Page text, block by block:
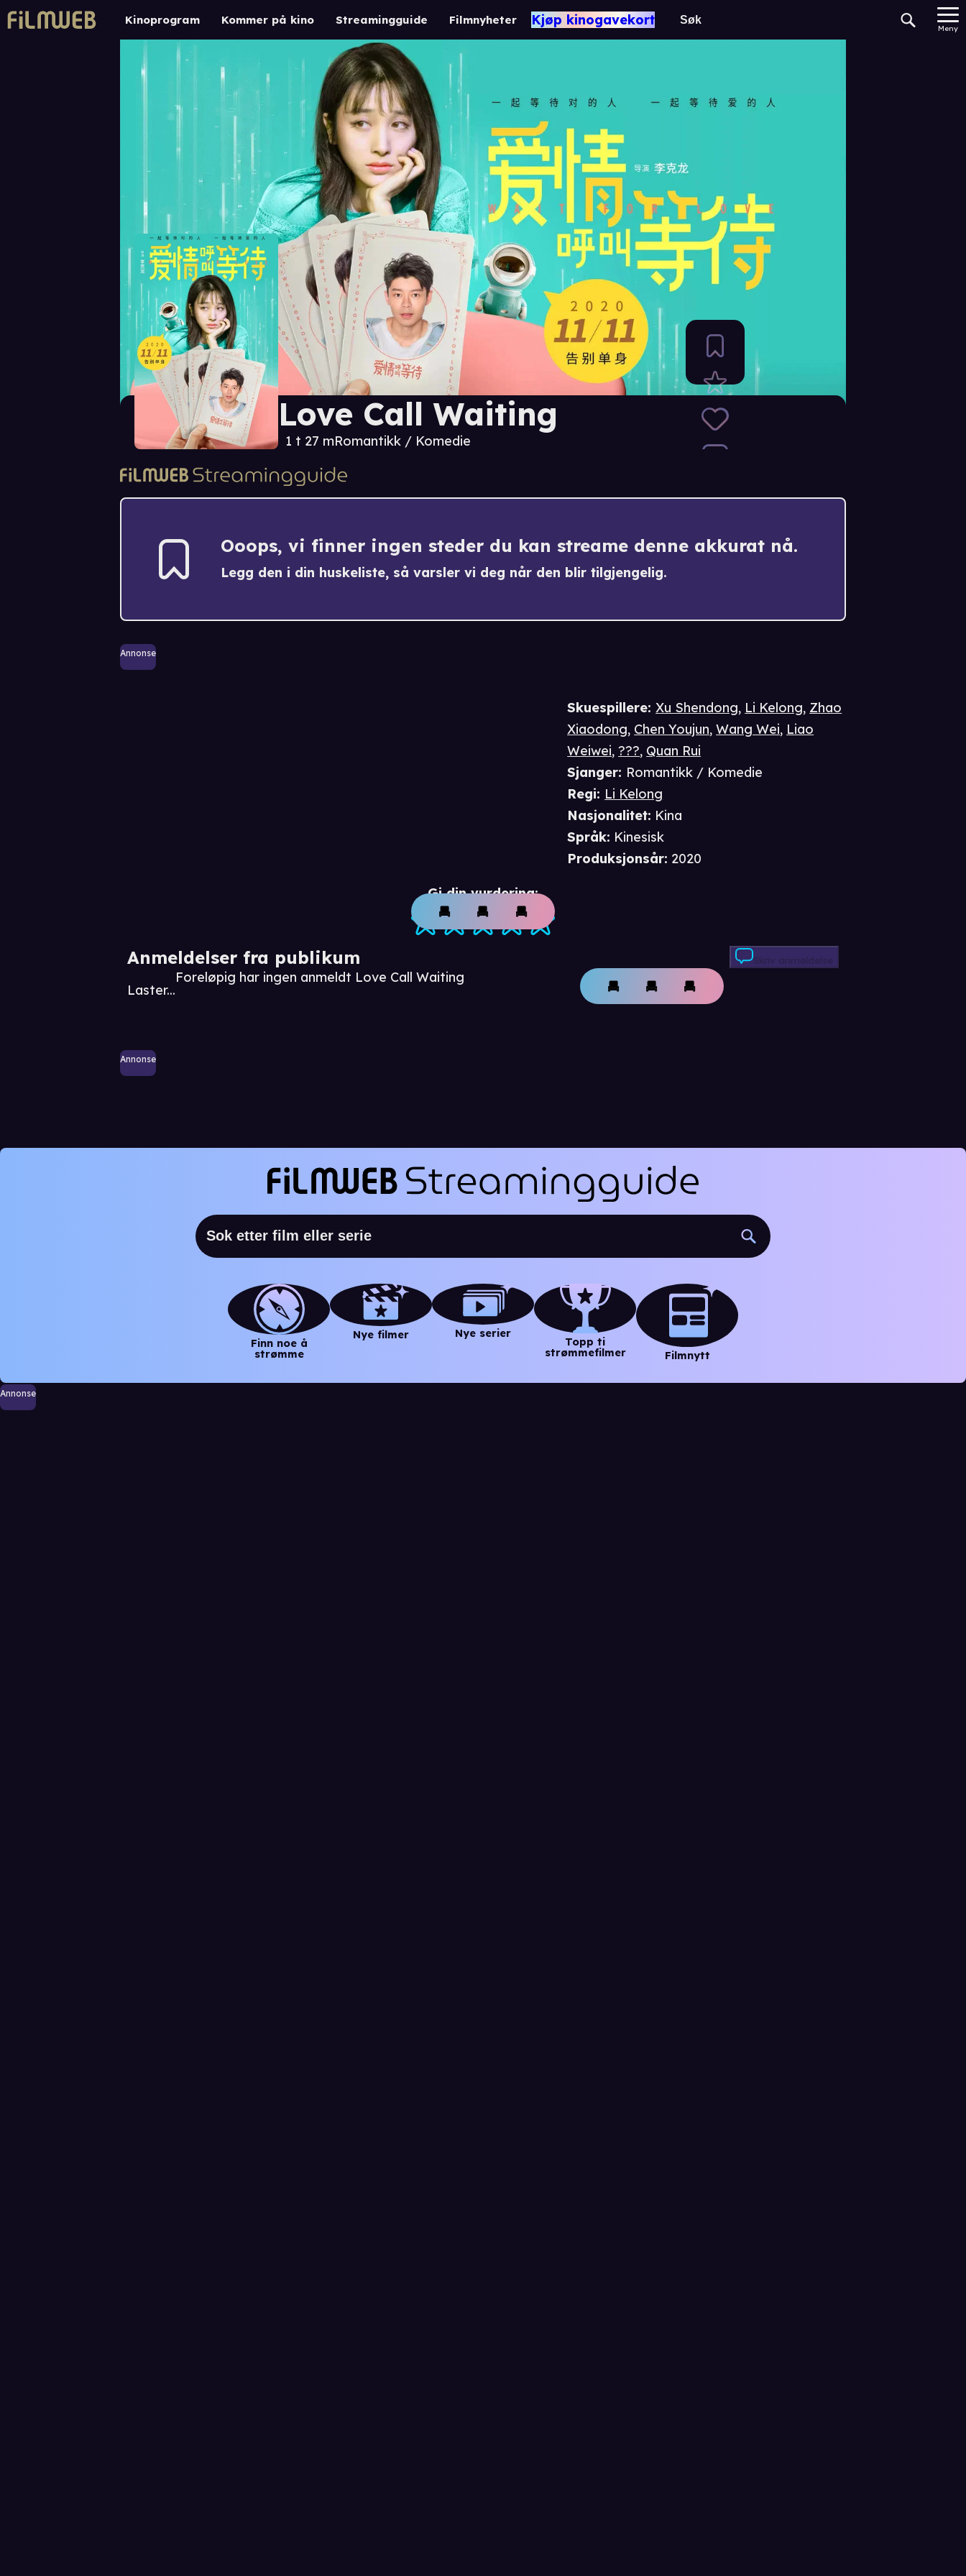
Kinoprogram Kommer på kino Streamingguide Filmnyheter Kjøp kinogavekort
Meny
Love Call Waiting
1 t 27 mRomantikk / Komedie
Ooops, vi finner ingen steder du kan streame denne akkurat nå.
Legg den i din huskeliste, så varsler vi deg når den blir tilgjengelig.
Annonse
Gi din vurdering:
Anmeldelser fra publikum
Laster...
Foreløpig har ingen anmeldt Love Call Waiting
Skriv anmeldelse
Annonse
Skuespillere:Xu Shendong, Li Kelong, Zhao
Xiaodong, Chen Youjun,Wang Wei, Liao
Weiwei,???, Quan Rui
Sjanger: Romantikk / Komedie
Regi: Li Kelong
Nasjonalitet: Kina
Språk: Kinesisk
Produksjonsår: 2020
Finn noe å
strømme
Nye filmer Nye serier
Topp ti
strømmefilmer
Filmnytt
Annonse